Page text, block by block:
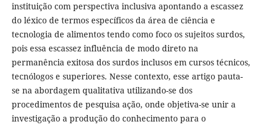
instituição com perspectiva inclusiva apontando a escassez
do léxico de termos específicos da área de ciência e
tecnologia de alimentos tendo como foco os sujeitos surdos,
pois essa escassez influência de modo direto na
permanência exitosa dos surdos inclusos em cursos técnicos,
tecnólogos e superiores. Nesse contexto, esse artigo pauta-
se na abordagem qualitativa utilizando-se dos
procedimentos de pesquisa ação, onde objetiva-se unir a
investigação a produção do conhecimento para o